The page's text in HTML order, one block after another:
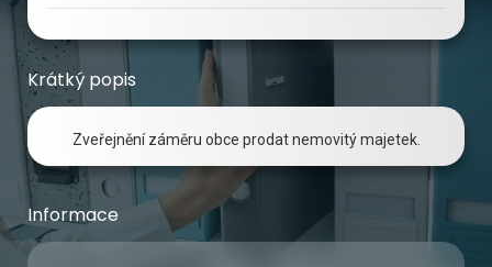
Krátký popis
Zveřejnění záměru obce prodat nemovitý majetek.
Informace